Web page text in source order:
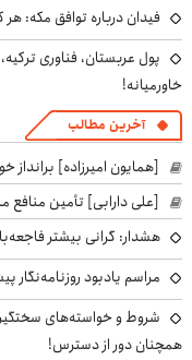
فیدان درباره توافق مکه:
پول عربستان، فناوری
خاورمیانه!
آخرین مطالب
[همایون امیرزاده] برانداز
[علی دارابی] تأمین منافع
هشدار: گرانی بیشتر
مراسم یادبود روزنامه‌نگار
شروط و خواسته‌های
همچنان دور از دسترس!